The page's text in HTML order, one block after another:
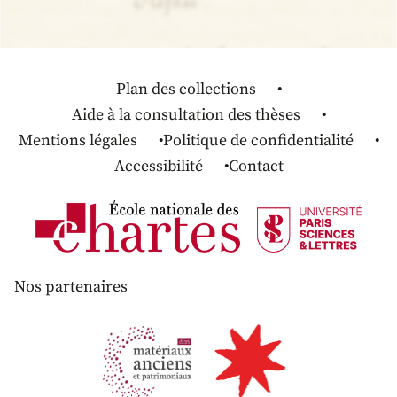
Plan des collections
Aide à la consultation des thèses
Mentions légales
Politique de confidentialité
Accessibilité
Contact
Nos partenaires